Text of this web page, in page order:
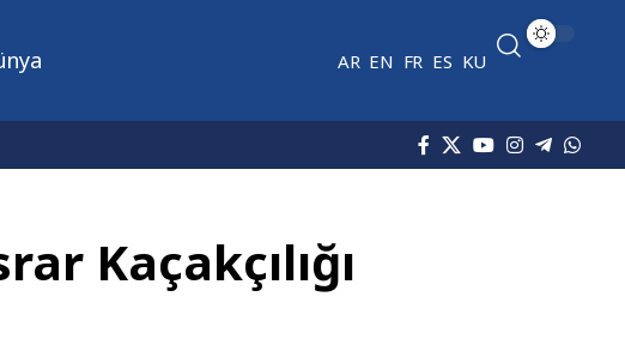
AR EN FR ES KU
Kaçakçılığı